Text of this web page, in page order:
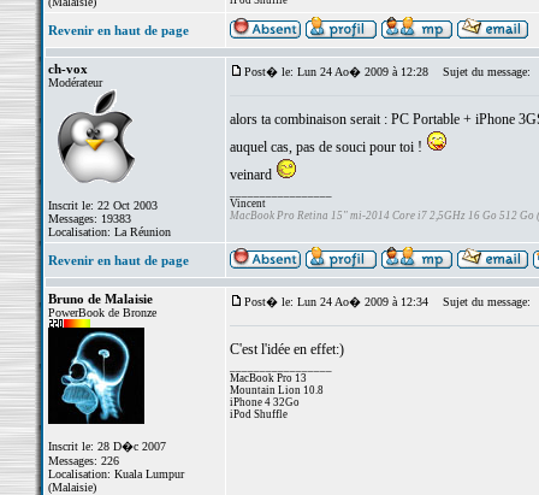
Revenir en haut de page
ch-vox
Modérateur
Inscrit le: 22 Oct 2003
Messages: 19383
Localisation: La Réunion
Post� le: Lun 24 Ao� 2009 à 12:28 Sujet du message:
alors ta combinaison serait : PC Portable + iPhone
auquel cas, pas de souci pour toi !
veinard
Vincent
MacBook Pro Retina 15" mi-2014 Core i7 2,5GHz 16 Go 512 Go
Revenir en haut de page
Bruno de Malaisie
PowerBook de Bronze
Inscrit le: 28 D�c 2007
Messages: 226
Localisation: Kuala Lumpur
(Malaisie)
Post� le: Lun 24 Ao� 2009 à 12:34 Sujet du message:
C'est l'idée en effet:)
MacBook Pro 13
Mountain Lion 10.8
iPhone 4 32Go
iPod Shuffle